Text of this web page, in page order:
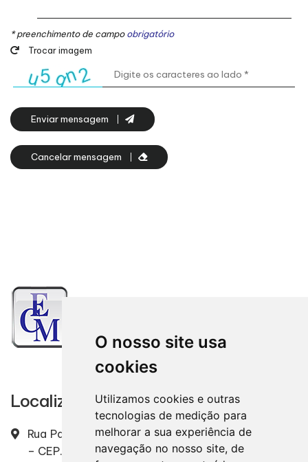
O nosso site usa
cookies
Utilizamos cookies e outras
tecnologias de medição para
melhorar a sua experiência de
navegação no nosso site, de
* preenchimento de campoobrigatório
Trocar imagem
Enviar mensagem
Cancelar mensagem
Localização
Rua Padre Ernesto, 2328 – Centro – Mirassol / SP
– CEP. 15130-000